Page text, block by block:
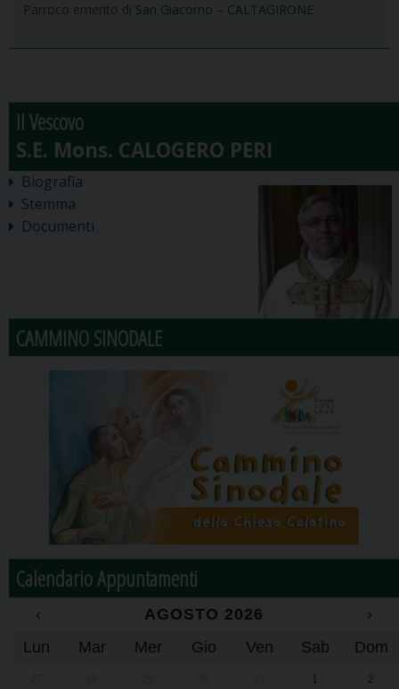
Parroco emerito di San Giacomo – CALTAGIRONE
Il Vescovo
Biografia
Stemma
Documenti
CAMMINO SINODALE
Calendario Appuntamenti
‹ AGOSTO 2026
›
Lun
Mar Mer Gio Ven Sab Dom
1 2